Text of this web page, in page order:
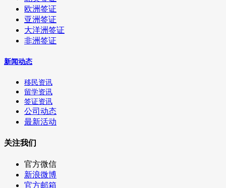
欧洲签证
亚洲签证
大洋洲签证
非洲签证
新闻动态
移民资讯
留学资讯
签证资讯
公司动态
最新活动
关注我们
官方微信
新浪微博
官方邮箱